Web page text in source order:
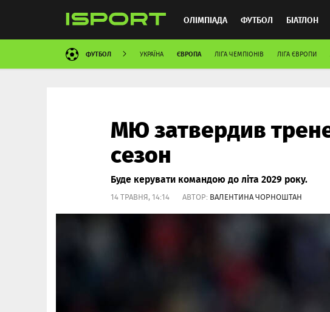
ОЛІМПІАДА ФУТБОЛ БІАТЛОН
ММА АВТОСПОРТ
ФУТБОЛ УКРАЇНА ЄВРОПА ЛІГА ЧЕМПІОНІВ ЛІГА ЄВРОПИ
МЮ затвердив
сезон
Буде керувати командою до літа 2029 року.
14 ТРАВНЯ, 14:14 АВТОР: ВАЛЕНТИНА ЧОРНОШТАН